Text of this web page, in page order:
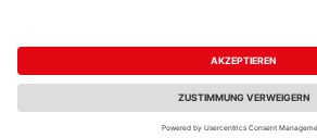
Impressum AGB Widerruf
Reservierungsbedingungen